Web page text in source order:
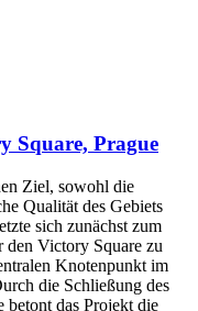
Square, Prague
Ziel, sowohl die
Qualität des Gebiets
sich zunächst zum
Victory Square zu
Knotenpunkt im
die Schließung des
betont das Projekt die